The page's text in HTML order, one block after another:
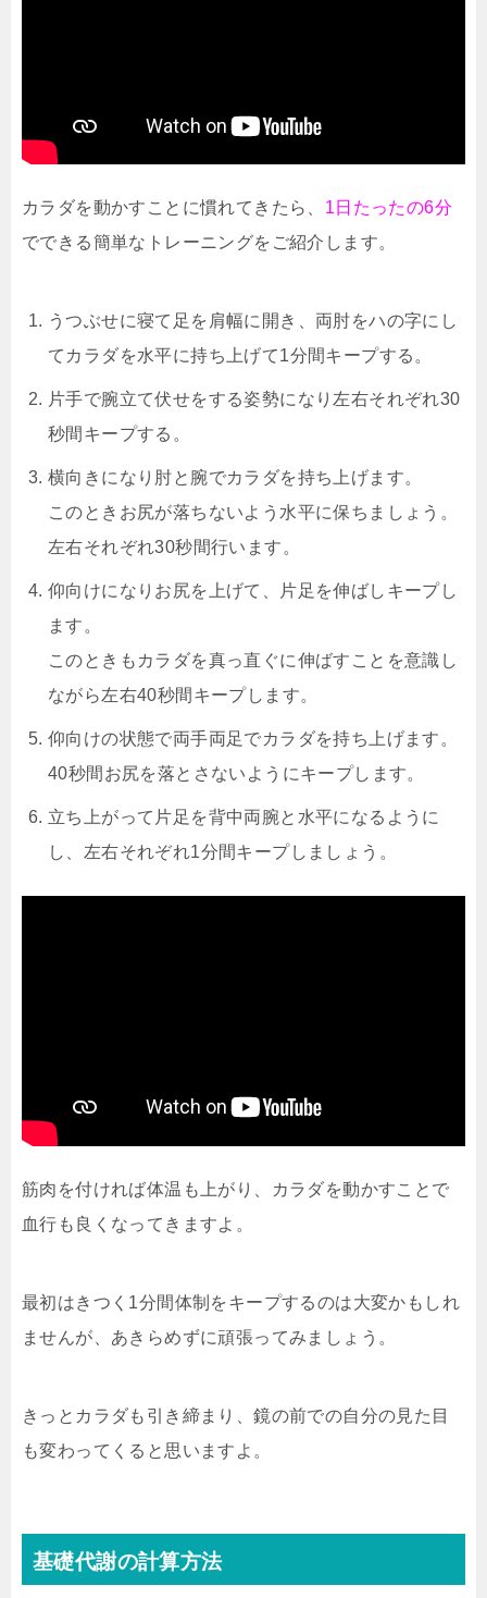
カラダを動かすことに慣れてきたら、 1日たったの6分
でできる簡単なトレーニングをご紹介します。
うつぶせに寝て足を肩幅に開き、両肘をハの字にし
てカラダを水平に持ち上げて1分間キープする。
片手で腕立て伏せをする姿勢になり左右それぞれ30
秒間キープする。
横向きになり肘と腕でカラダを持ち上げます。
このときお尻が落ちないよう水平に保ちましょう。
左右それぞれ30秒間行います。
仰向けになりお尻を上げて、片足を伸ばしキープし
ます。
このときもカラダを真っ直ぐに伸ばすことを意識し
ながら左右40秒間キープします。
仰向けの状態で両手両足でカラダを持ち上げます。
40秒間お尻を落とさないようにキープします。
立ち上がって片足を背中両腕と水平になるように
し、左右それぞれ1分間キープしましょう。
筋肉を付ければ体温も上がり、カラダを動かすことで
血行も良くなってきますよ。
最初はきつく1分間体制をキープするのは大変かもしれ
ませんが、あきらめずに頑張ってみましょう。
きっとカラダも引き締まり、鏡の前での自分の見た目
も変わってくると思いますよ。
基礎代謝の計算方法